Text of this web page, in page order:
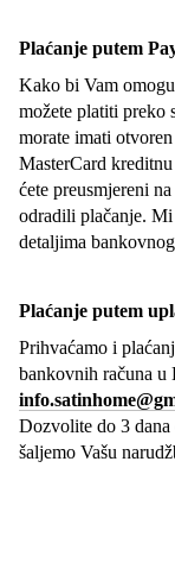
Plaćanje putem
Kako bi Vam
možete platiti preko
morate imati
MasterCard
ćete preusmjereni
odradili plačanje.
detaljima
Plaćanje putem
Prihvaćamo i
bankovnih računa u
Dozvolite do 3 dana
šaljemo Vašu